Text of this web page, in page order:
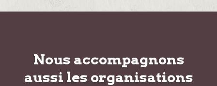
Nous accompagnons
aussi les organisations